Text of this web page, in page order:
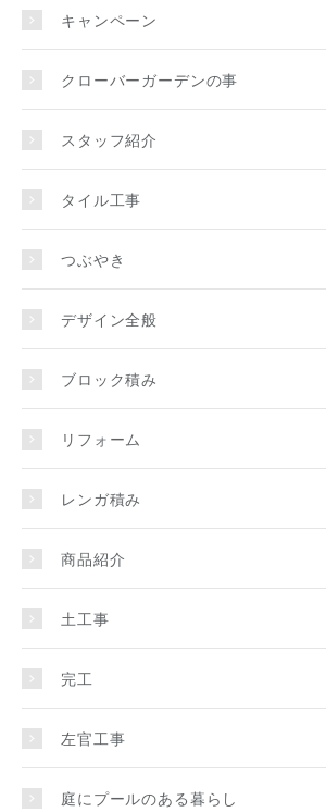
キャンペーン
クローバーガーデンの事
スタッフ紹介
タイル工事
つぶやき
デザイン全般
ブロック積み
リフォーム
レンガ積み
商品紹介
土工事
完工
左官工事
庭にプールのある暮らし